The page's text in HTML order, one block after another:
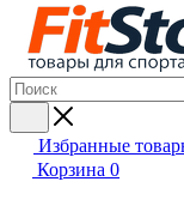
Избранные
Корзина 0